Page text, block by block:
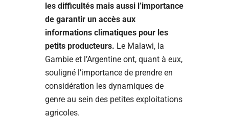
les difficultés mais aussi l’importance
de garantir un accès aux
informations climatiques pour les
petits producteurs. Le Malawi, la
Gambie et l’Argentine ont, quant à eux,
souligné l’importance de prendre en
considération les dynamiques de
genre au sein des petites exploitations
agricoles.